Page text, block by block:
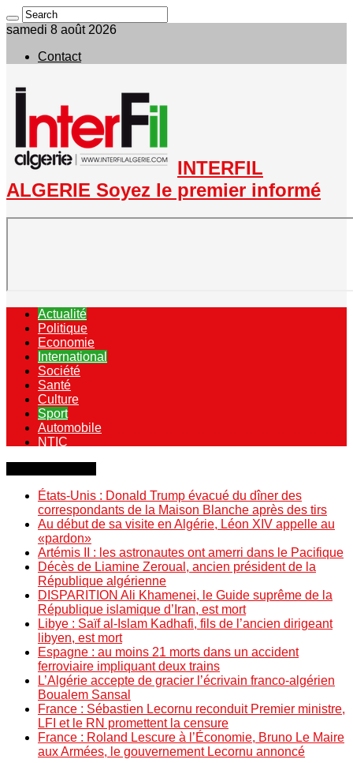
samedi 8 août 2026
Contact
INTERFIL
ALGERIE Soyez le premier informé
Actualité
Politique
Economie
International
Société
Santé
Culture
Sport
Automobile
NTIC
États-Unis : Donald Trump évacué du dîner des
correspondants de la Maison Blanche après des tirs
Au début de sa visite en Algérie, Léon XIV appelle au
«pardon»
Artémis II : les astronautes ont amerri dans le Pacifique
Décès de Liamine Zeroual, ancien président de la
République algérienne
DISPARITION Ali Khamenei, le Guide suprême de la
République islamique d’Iran, est mort
Libye : Saïf al-Islam Kadhafi, fils de l’ancien dirigeant
libyen, est mort
Espagne : au moins 21 morts dans un accident
ferroviaire impliquant deux trains
L’Algérie accepte de gracier l’écrivain franco-algérien
Boualem Sansal
France : Sébastien Lecornu reconduit Premier ministre,
LFI et le RN promettent la censure
France : Roland Lescure à l’Économie, Bruno Le Maire
aux Armées, le gouvernement Lecornu annoncé